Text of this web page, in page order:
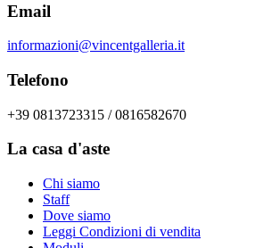
Email
informazioni@vincentgalleria.it
Telefono
+39 0813723315 / 0816582670
La casa d'aste
Chi siamo
Staff
Dove siamo
Leggi Condizioni di vendita